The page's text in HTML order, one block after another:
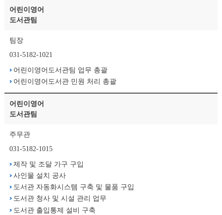
어린이영어
도서관팀
팀장
031-5182-1021
어린이영어도서관팀 업무 총괄
어린이영어도서관 민원 처리 총괄
어린이영어
도서관팀
주무관
031-5182-1015
제작 및 조달 가구 구입
사인물 설치 공사
도서관 자동화시스템 구축 및 물품 구입
도서관 청사 및 시설 관리 업무
도서관 출입통제 설비 구축